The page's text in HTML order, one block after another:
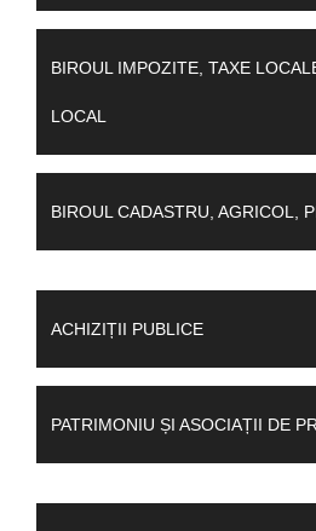
BIROUL IMPOZITE, TAXE
LOCAL
BIROUL CADASTRU, AGRICOL,
ACHIZIȚII PUBLICE
PATRIMONIU ȘI ASOCIAȚII DE